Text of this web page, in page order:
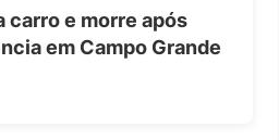
carro e morre após
em Campo Grande